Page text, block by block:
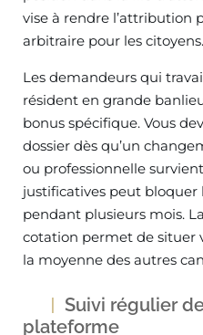
vise à rendre l’attribution
arbitraire pour les citoyens.
Les demandeurs qui
résident en grande
bonus spécifique. Vous
dossier dès qu’un
ou professionnelle
justificatives peut bloquer
pendant plusieurs mois.
cotation permet de situer
la moyenne des autres
Suivi régulier
plateforme